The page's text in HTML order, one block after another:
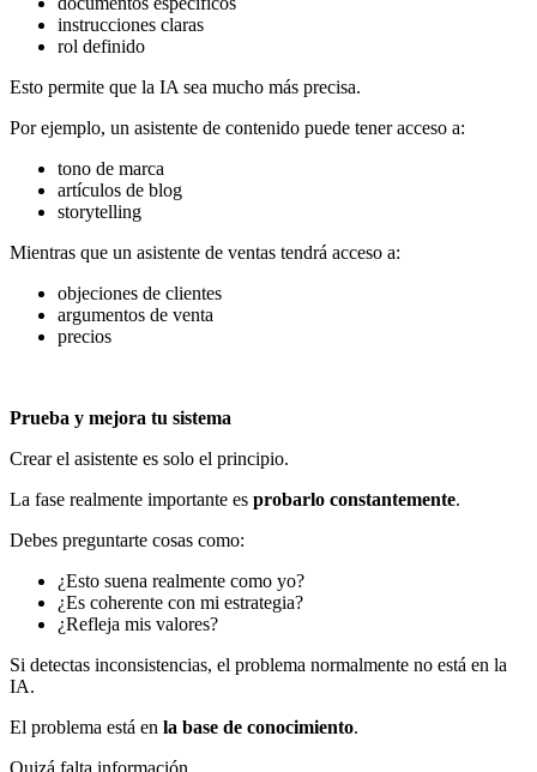
instrucciones claras
rol definido
Esto permite que la IA sea mucho más precisa.
Por ejemplo, un asistente de contenido puede tener acceso a:
tono de marca
artículos de blog
storytelling
Mientras que un asistente de ventas tendrá acceso a:
objeciones de clientes
argumentos de venta
precios
Prueba y mejora tu sistema
Crear el asistente es solo el principio.
La fase realmente importante es probarlo constantemente.
Debes preguntarte cosas como:
¿Esto suena realmente como yo?
¿Es coherente con mi estrategia?
¿Refleja mis valores?
Si detectas inconsistencias, el problema normalmente no está en la
IA.
El problema está en la base de conocimiento.
Quizá falta información.